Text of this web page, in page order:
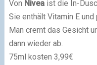
Von Niveaist die In-
Sie enthält Vitamin E
Man cremt das Gesicht
dann wieder ab.
75ml kosten 3,99€